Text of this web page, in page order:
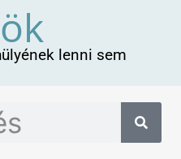
lenni sem